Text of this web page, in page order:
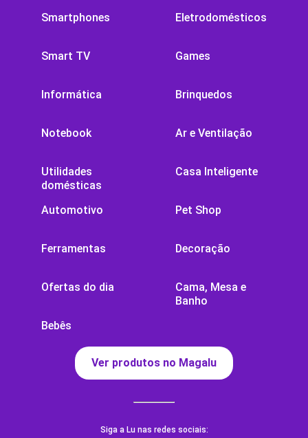
Smartphones
Smart TV
Informática
Notebook
Utilidades
domésticas
Automotivo
Ferramentas
Ofertas do dia
Bebês
Eletrodomésticos
Games
Brinquedos
Ar e Ventilação
Casa Inteligente
Pet Shop
Decoração
Cama, Mesa e
Banho
Ver produtos no Magalu
Siga a Lu nas redes sociais: